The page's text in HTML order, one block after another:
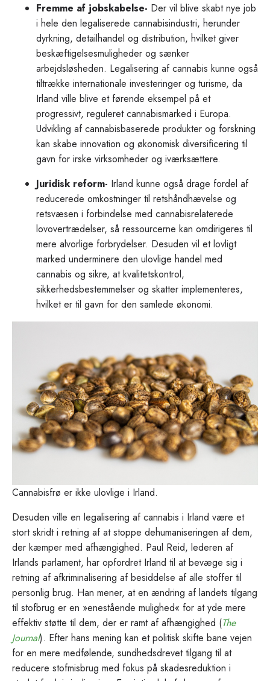
Fremme af jobskabelse- Der vil blive skabt nye job
i hele den legaliserede cannabisindustri, herunder
dyrkning, detailhandel og distribution, hvilket giver
beskæftigelsesmuligheder og sænker
arbejdsløsheden. Legalisering af cannabis kunne også
tiltrække internationale investeringer og turisme, da
Irland ville blive et førende eksempel på et
progressivt, reguleret cannabismarked i Europa.
Udvikling af cannabisbaserede produkter og forskning
kan skabe innovation og økonomisk diversificering til
gavn for irske virksomheder og iværksættere.
Juridisk reform- Irland kunne også drage fordel af
reducerede omkostninger til retshåndhævelse og
retsvæsen i forbindelse med cannabisrelaterede
lovovertrædelser, så ressourcerne kan omdirigeres til
mere alvorlige forbrydelser. Desuden vil et lovligt
marked underminere den ulovlige handel med
cannabis og sikre, at kvalitetskontrol,
sikkerhedsbestemmelser og skatter implementeres,
hvilket er til gavn for den samlede økonomi.
Cannabisfrø er ikke ulovlige i Irland.
Desuden ville en legalisering af cannabis i Irland være et
stort skridt i retning af at stoppe dehumaniseringen af dem,
der kæmper med afhængighed. Paul Reid, lederen af
Irlands parlament, har opfordret Irland til at bevæge sig i
retning af afkriminalisering af besiddelse af alle stoffer til
personlig brug. Han mener, at en ændring af landets tilgang
til stofbrug er en »enestående mulighed« for at yde mere
effektiv støtte til dem, der er ramt af afhængighed (The
Journal). Efter hans mening kan et politisk skifte bane vejen
for en mere medfølende, sundhedsdrevet tilgang til at
reducere stofmisbrug med fokus på skadesreduktion i